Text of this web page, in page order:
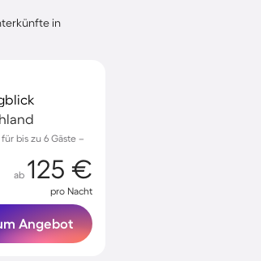
in
bis zu 6 Gäste –
ab 125 €
pro Nacht
Angebot